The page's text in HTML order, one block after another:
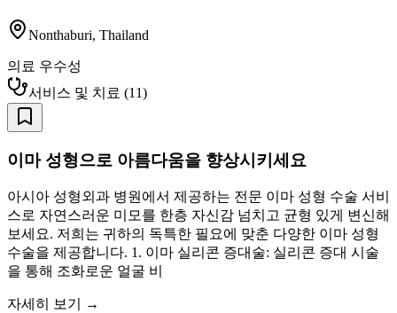
Nonthaburi, Thailand
의료 우수성
서비스 및 치료 (11)
이마 성형으로 아름다움을 향상시키세요
아시아 성형외과 병원에서 제공하는 전문 이마 성형 수술 서비
스로 자연스러운 미모를 한층 자신감 넘치고 균형 있게 변신해
보세요. 저희는 귀하의 독특한 필요에 맞춘 다양한 이마 성형
수술을 제공합니다. 1. 이마 실리콘 증대술: 실리콘 증대 시술
을 통해 조화로운 얼굴 비
자세히 보기 →